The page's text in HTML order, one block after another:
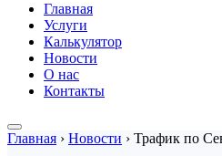
Главная
Услуги
Калькулятор
Новости
О нас
Контакты
Главная › Новости › Трафик по